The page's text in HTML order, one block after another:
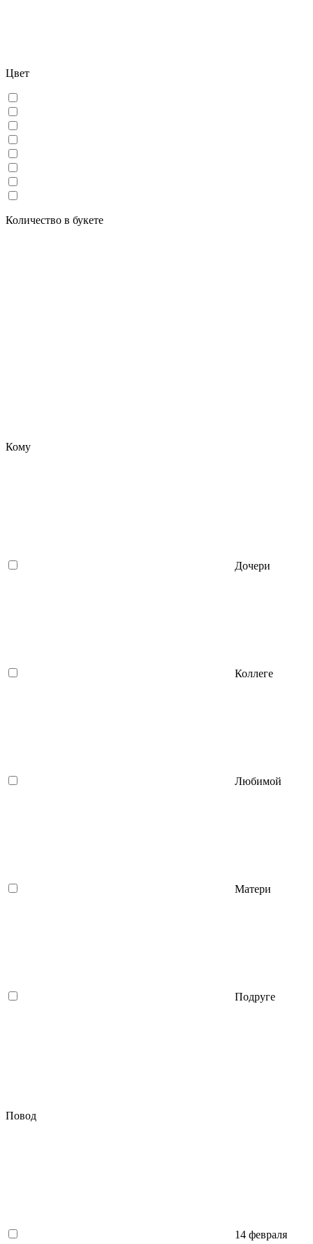
Цвет
Количество в букете
Кому
Дочери
Коллеге
Любимой
Матери
Подруге
Повод
14 февраля